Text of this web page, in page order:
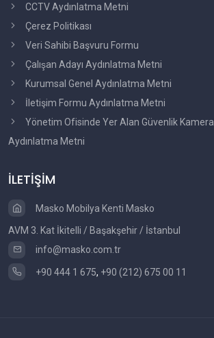
CCTV Aydınlatma Metni
Çerez Politikası
Veri Sahibi Başvuru Formu
Çalışan Adayı Aydınlatma Metni
Kurumsal Genel Aydınlatma Metni
İletişim Formu Aydınlatma Metni
Yönetim Ofisinde Yer Alan Güvenlik
Aydınlatma Metni
İLETİŞİM
Masko Mobilya Kenti Masko
AVM 3. Kat İkitelli / Başakşehir / İstanbul
info@masko.com.tr
+90 444 1 675, +90 (212) 675 00 11